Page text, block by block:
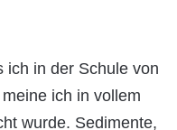
ich in der Schule von
ich in vollem
wurde. Sedimente,